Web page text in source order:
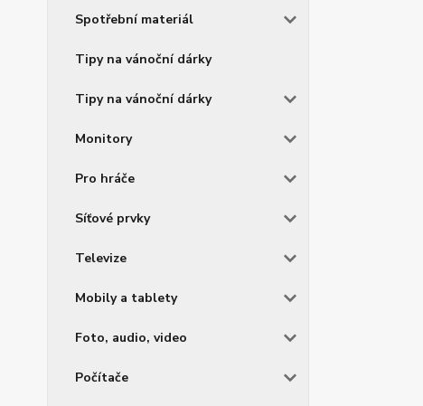
Spotřební materiál
Tipy na vánoční dárky
Tipy na vánoční dárky
Monitory
Pro hráče
Síťové prvky
Televize
Mobily a tablety
Foto, audio, video
Počítače